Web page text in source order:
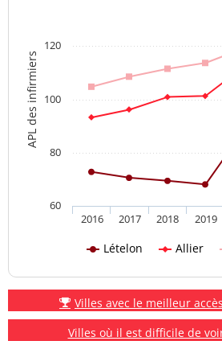
APL des infirmiers
Lételon Allier
2016 2017 2018 2019
60
80
100
120
Villes avec le meilleur
Villes où il est difficile de